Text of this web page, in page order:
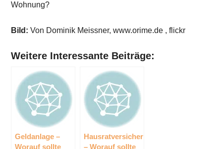
Wohnung?
Bild: Von Dominik Meissner, www.orime.de , flickr
Weitere Interessante Beiträge:
Geldanlage –
Worauf sollte
Hausratversicherung
– Worauf sollte